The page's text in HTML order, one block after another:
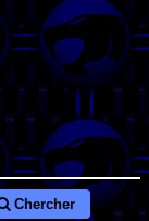
Chercher